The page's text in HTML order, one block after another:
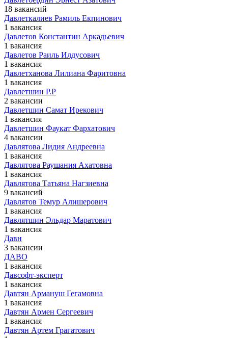
18 вакансий
Давлеткалиев Рамиль Екпинович
1 вакансия
Давлетов Константин Аркадьевич
1 вакансия
Давлетов Раиль Илдусович
1 вакансия
Давлетханова Лилиана Фаритовна
1 вакансия
Давлетшин Р.Р
2 вакансии
Давлетшин Самат Ирекович
1 вакансия
Давлетшин Фаукат Фархатович
4 вакансии
Давлятова Лидия Андреевна
1 вакансия
Давлятова Раушания Ахатовна
1 вакансия
Давлятова Татьяна Нагзиевна
9 вакансий
Давлятов Темур Алишерович
1 вакансия
Давлятшин Эльдар Маратович
1 вакансия
Давн
3 вакансии
ДАВО
1 вакансия
Давсофт-эксперт
1 вакансия
Давтян Армануш Гегамовна
1 вакансия
Давтян Армен Сергеевич
1 вакансия
Давтян Артем Грагатович